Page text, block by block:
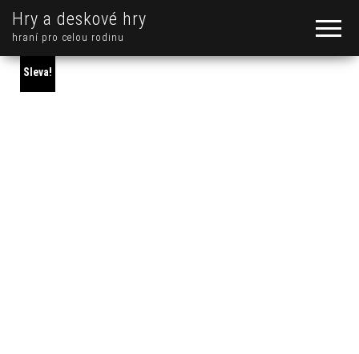
Hry a deskové hry
hraní pro celou rodinu
Sleva!